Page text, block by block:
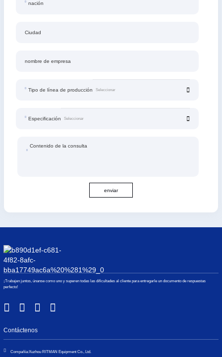
nación
Ciudad
nombre de empresa
Tipo de línea de producción
Especificación
Contenido de la consulta
enviar
¡Trabajen juntos, únanse como uno y superen todas las dificultades al cliente para entregarle un documento de respuestas
perfecto!
Contáctenos
Compañía:Xuzhou RITMAN Equipment Co., Ltd.